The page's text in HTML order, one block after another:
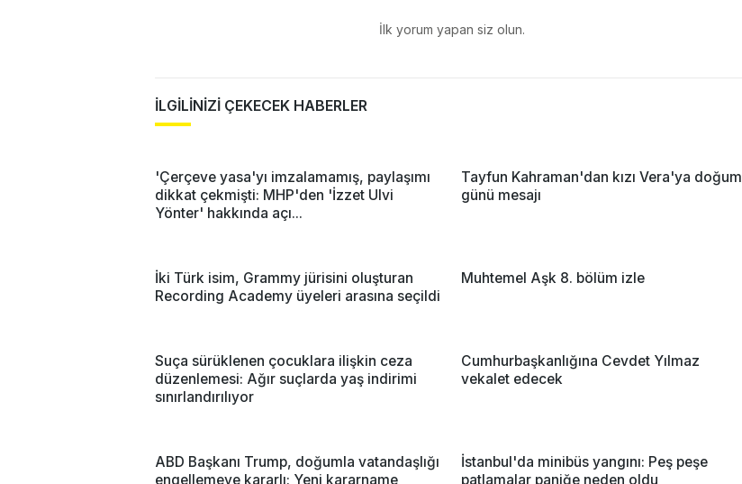
İlk yorum yapan siz olun.
İLGİLİNİZİ ÇEKECEK HABERLER
'Çerçeve yasa'yı imzalamamış, paylaşımı
dikkat çekmişti: MHP'den 'İzzet Ulvi
Yönter' hakkında açı...
Tayfun Kahraman'dan kızı Vera'ya doğum
günü mesajı
İki Türk isim, Grammy jürisini oluşturan
Recording Academy üyeleri arasına seçildi
Muhtemel Aşk 8. bölüm izle
Suça sürüklenen çocuklara ilişkin ceza
düzenlemesi: Ağır suçlarda yaş indirimi
sınırlandırılıyor
Cumhurbaşkanlığına Cevdet Yılmaz
vekalet edecek
ABD Başkanı Trump, doğumla vatandaşlığı
engellemeye kararlı: Yeni kararname
İstanbul'da minibüs yangını: Peş peşe
patlamalar paniğe neden oldu